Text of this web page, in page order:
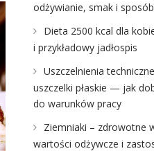
odżywianie, smak i
Dieta 2500 kcal dla
i przykładowy jadłospis
Uszczelnienia
uszczelki płaskie — jak
do warunków pracy
Ziemniaki – zdrowotne
wartości odżywcze i